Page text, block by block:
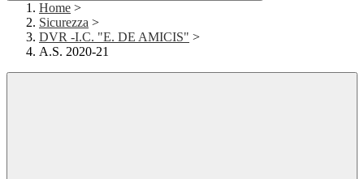
Home >
Sicurezza >
DVR -I.C. "E. DE AMICIS" >
A.S. 2020-21